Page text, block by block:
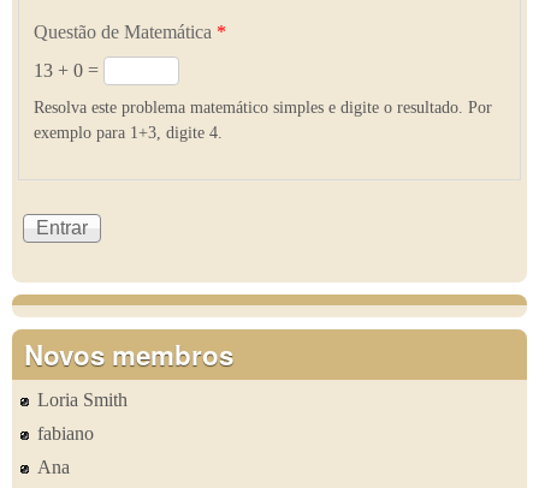
Questão de Matemática *
13 + 0 =
Resolva este problema matemático simples e digite o resultado. Por
exemplo para 1+3, digite 4.
Novos membros
Loria Smith
fabiano
Ana